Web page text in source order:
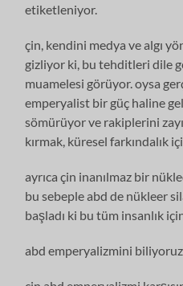
etiketleniyor.
çin, kendini medya ve algı
gizliyor ki, bu tehditleri dile
muamelesi görüyor. oysa
emperyalist bir güç haline
sömürüyor ve rakiplerini
kırmak, küresel farkındalık
ayrıca çin inanılmaz bir
bu sebeple abd de nükleer
başladı ki bu tüm insanlık
abd emperyalizmini